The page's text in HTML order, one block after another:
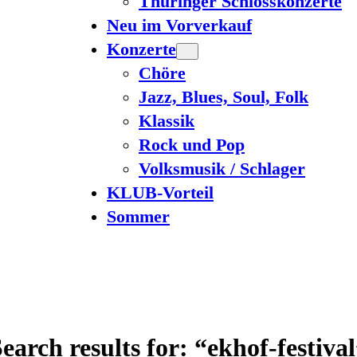
Neu im Vorverkauf
Konzerte
Chöre
Jazz, Blues, Soul, Folk
Klassik
Rock und Pop
Volksmusik / Schlager
KLUB-Vorteil
Sommer
results for: “ekhof-